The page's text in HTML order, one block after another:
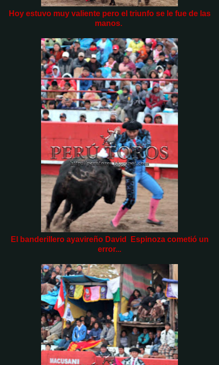
Hoy estuvo muy valiente pero el triunfo se le fue de las
manos.
El banderillero ayavireño David Espinoza cometió un
error...